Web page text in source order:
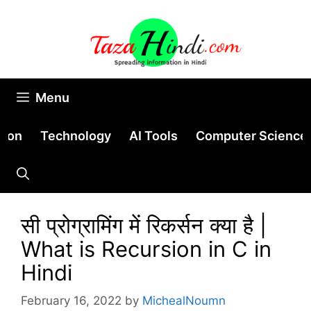
Menu
Technology AI Tools Computer Science
सी प्रोग्रामिंग में रिकर्सन क्या है |
What is Recursion in C in
Hindi
February 16, 2022 by MichealNoumn